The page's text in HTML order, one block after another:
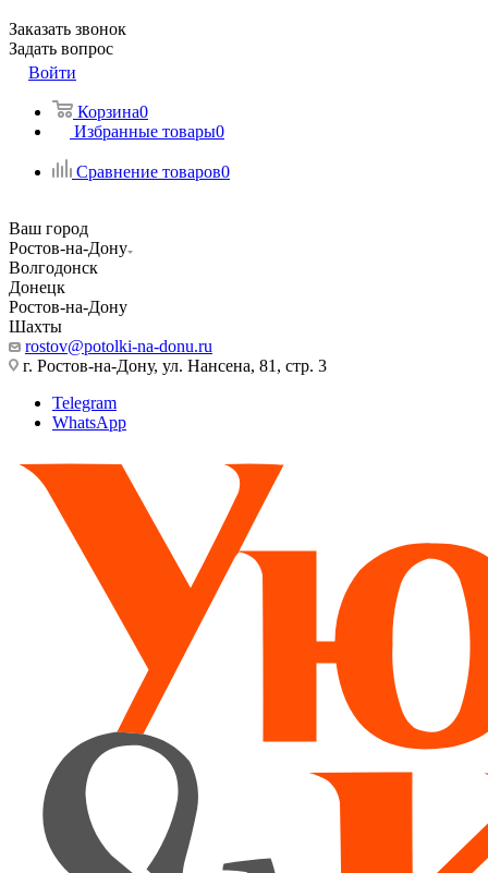
Заказать звонок
Задать вопрос
Войти
Корзина0
Избранные товары0
Сравнение товаров0
Ваш город
Ростов-на-Дону
Волгодонск
Донецк
Ростов-на-Дону
Шахты
rostov@potolki-na-donu.ru
г. Ростов-на-Дону, ул. Нансена, 81, стр. 3
Telegram
WhatsApp